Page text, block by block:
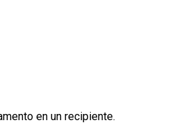
en un recipiente.